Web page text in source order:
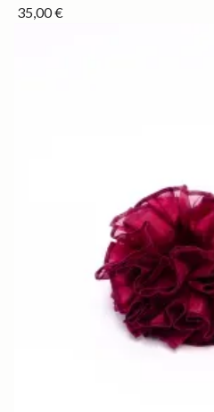
35,00 €